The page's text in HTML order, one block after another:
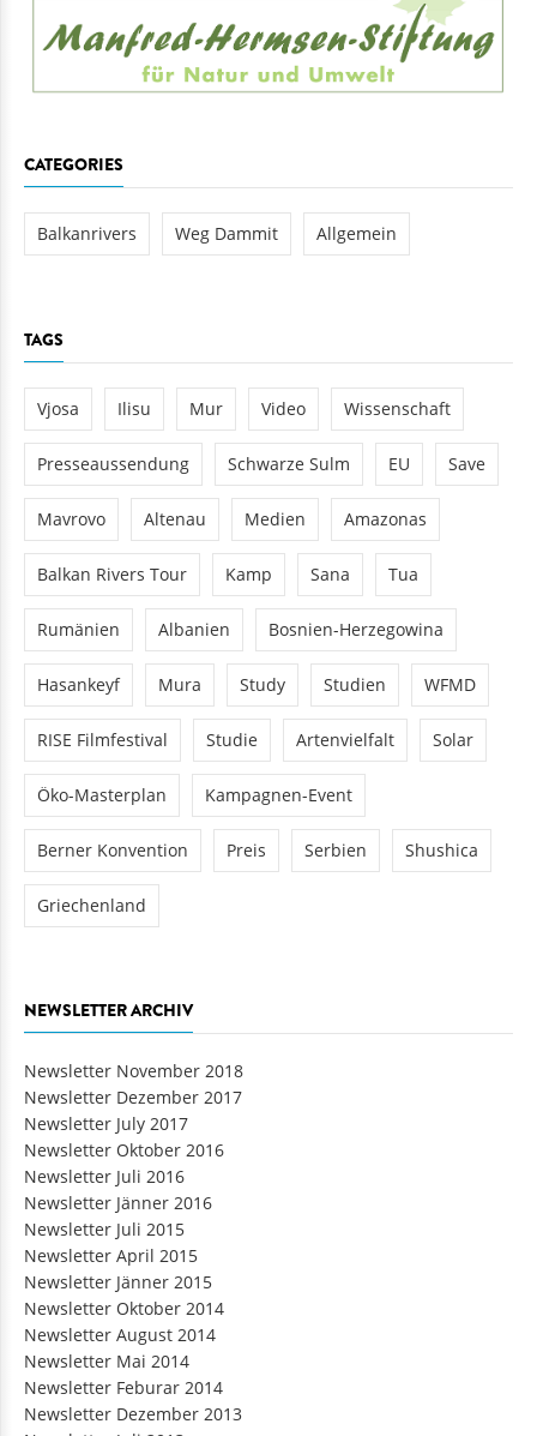
CATEGORIES
Balkanrivers Weg Dammit Allgemein
TAGS
Vjosa Ilisu Mur Video Wissenschaft
Presseaussendung Schwarze Sulm EU Save
Mavrovo Altenau Medien Amazonas
Balkan Rivers Tour Kamp Sana Tua
Rumänien Albanien Bosnien-Herzegowina
Hasankeyf Mura Study Studien WFMD
RISE Filmfestival Studie Artenvielfalt Solar
Öko-Masterplan Kampagnen-Event
Berner Konvention Preis Serbien Shushica
Griechenland
NEWSLETTER ARCHIV
Newsletter November 2018
Newsletter Dezember 2017
Newsletter July 2017
Newsletter Oktober 2016
Newsletter Juli 2016
Newsletter Jänner 2016
Newsletter Juli 2015
Newsletter April 2015
Newsletter Jänner 2015
Newsletter Oktober 2014
Newsletter August 2014
Newsletter Mai 2014
Newsletter Feburar 2014
Newsletter Dezember 2013